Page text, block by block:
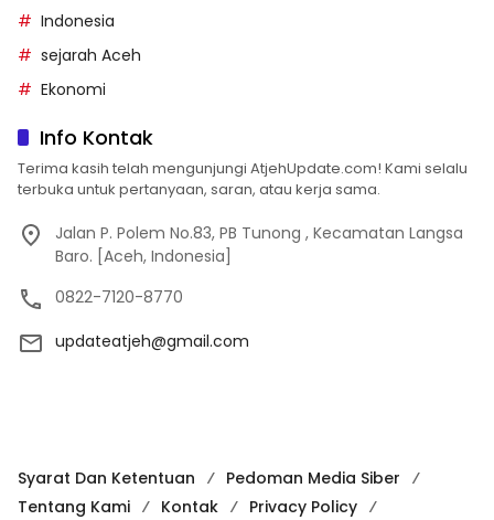
Indonesia
sejarah Aceh
Ekonomi
Info Kontak
Terima kasih telah mengunjungi AtjehUpdate.com! Kami selalu
terbuka untuk pertanyaan, saran, atau kerja sama.
Jalan P. Polem No.83, PB Tunong , Kecamatan Langsa
Baro. [Aceh, Indonesia]
0822-7120-8770
updateatjeh@gmail.com
Syarat Dan Ketentuan
Pedoman Media Siber
Tentang Kami
Kontak Privacy Policy